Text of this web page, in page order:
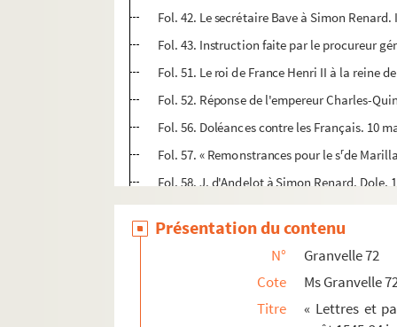
Fol. 42. Le secrétaire Bave à Simon
Fol. 43. Instruction faite par le procureur
Fol. 51. Le roi de France Henri II à la reine
Fol. 52. Réponse de l'empereur Charles-
Fol. 56. Doléances contre les Français. 10
Fol. 57. « Remonstrances pour le srde
Fol. 58. J. d'Andelot à Simon Renard. Dole,
Fol. 60. Plaintes du roi d'Espagne
Fol. 64. « Mémoire de ce qu'est passé
Fol. 68. Doléances contre les Français. 10
Fol. 69. « Emprinses faictes par les
Fol. 81. Lettres de réintégration
Présentation du contenu
N°
Granvelle 72
Cote
Ms Granvelle
Titre
« Lettres et